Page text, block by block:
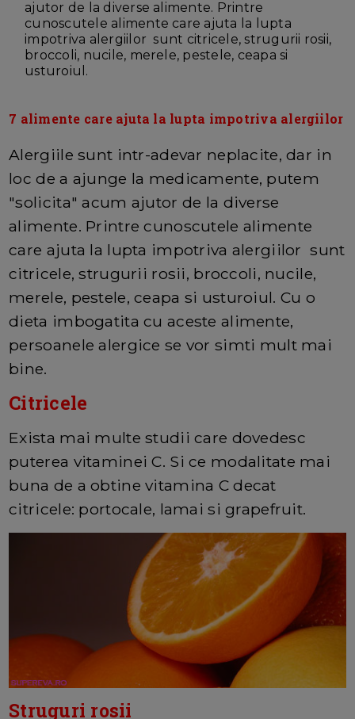
ajutor de la diverse alimente. Printre
cunoscutele alimente care ajuta la lupta
impotriva alergiilor sunt citricele, strugurii rosii,
broccoli, nucile, merele, pestele, ceapa si
usturoiul.
7 alimente care ajuta la lupta impotriva alergiilor
Alergiile sunt intr-adevar neplacite, dar in
loc de a ajunge la medicamente, putem
"solicita" acum ajutor de la diverse
alimente. Printre cunoscutele alimente
care ajuta la lupta impotriva alergiilor sunt
citricele, strugurii rosii, broccoli, nucile,
merele, pestele, ceapa si usturoiul. Cu o
dieta imbogatita cu aceste alimente,
persoanele alergice se vor simti mult mai
bine.
Citricele
Exista mai multe studii care dovedesc
puterea vitaminei C. Si ce modalitate mai
buna de a obtine vitamina C decat
citricele: portocale, lamai si grapefruit.
Struguri rosii